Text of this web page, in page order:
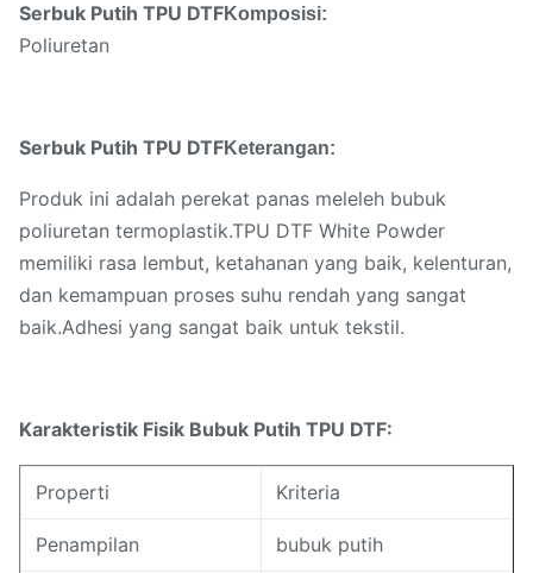
Serbuk Putih TPU DTFKomposisi:
Poliuretan
Serbuk Putih TPU DTFKeterangan:
Produk ini adalah perekat panas meleleh bubuk
poliuretan termoplastik.TPU DTF White Powder
memiliki rasa lembut, ketahanan yang baik, kelenturan,
dan kemampuan proses suhu rendah yang sangat
baik.Adhesi yang sangat baik untuk tekstil.
Karakteristik Fisik Bubuk Putih TPU DTF:
Properti Kriteria
Penampilan bubuk putih